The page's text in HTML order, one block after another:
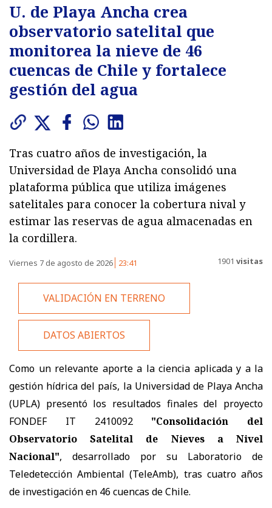
U. de Playa Ancha crea
observatorio satelital que
monitorea la nieve de 46
cuencas de Chile y fortalece
gestión del agua
Tras cuatro años de investigación, la
Universidad de Playa Ancha consolidó una
plataforma pública que utiliza imágenes
satelitales para conocer la cobertura nival y
estimar las reservas de agua almacenadas en
la cordillera.
Viernes 7 de agosto de 2026 23:41 1901 visitas
VALIDACIÓN EN TERRENO
DATOS ABIERTOS
Como un relevante aporte a la ciencia aplicada y a la
gestión hídrica del país, la Universidad de Playa Ancha
(UPLA) presentó los resultados finales del proyecto
FONDEF IT 2410092
"Consolidación del
Observatorio Satelital de Nieves a Nivel
Nacional", desarrollado por su Laboratorio de
Teledetección Ambiental (TeleAmb), tras cuatro años
de investigación en 46 cuencas de Chile.